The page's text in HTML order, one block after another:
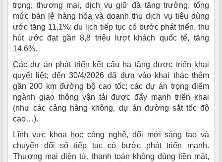
trọng; thương mại, dịch vụ giữ đà tăng trưởng, tổng
mức bán lẻ hàng hóa và doanh thu dịch vụ tiêu dùng
ước tăng 11,1%; du lịch tiếp tục có bước phát triển, thu
hút ước đạt gần 8,8 triệu lượt khách quốc tế, tăng
14,6%.
Các dự án phát triển kết cấu hạ tầng được triển khai
quyết liệt; đến 30/4/2026 đã đưa vào khai thác thêm
gần 200 km đường bộ cao tốc; các dự án trọng điểm
ngành giao thông vận tải được đẩy mạnh triển khai
(như các cảng hàng không, dự án đường sắt tốc độ
cao…).
Lĩnh vực khoa học công nghệ, đổi mới sáng tạo và
chuyển đổi số tiếp tục có bước phát triển mạnh.
Thương mại điện tử, thanh toán không dùng tiền mặt,